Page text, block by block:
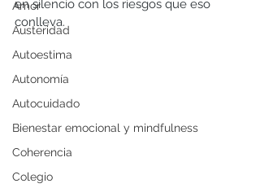
Amor
Austeridad
Autoestima
Autonomía
Autocuidado
Bienestar emocional y mindfulness
Coherencia
Colegio
en silencio con los riesgos que eso
conlleva.